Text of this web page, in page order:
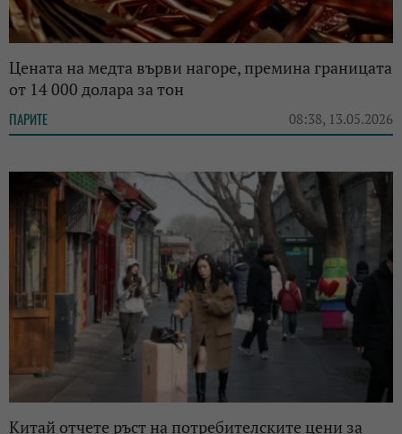
Цената на медта върви нагоре, премина границата
от 14 000 долара за тон
ПАРИТЕ 08:38, 13.05.2026
Китай отчете ръст на потребителските цени за